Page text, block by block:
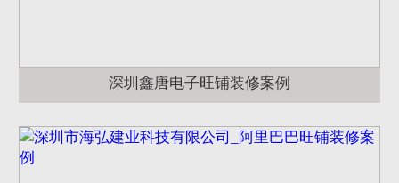
深圳鑫唐电子旺铺装修案例